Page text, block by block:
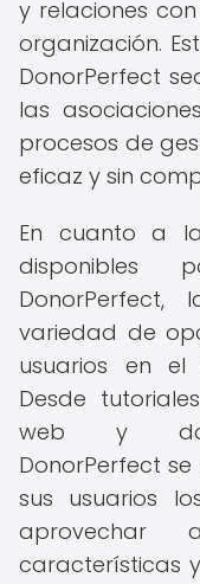
y relaciones
organización.
DonorPerfect
las
procesos de
eficaz y sin
En cuanto a
disponibles
variedad de
usuarios en
Desde
web y
DonorPerfect
sus usuarios
características